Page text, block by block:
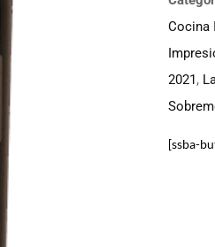
Cocina
2021,
[ssba-